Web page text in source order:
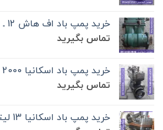
خرید پمپ باد اف هاش 12 ـ FH12
تماس بگیرید
خرید پمپ باد اسکانیا 2000
تماس بگیرید
خرید پمپ باد اسکانیا 13 لیتری